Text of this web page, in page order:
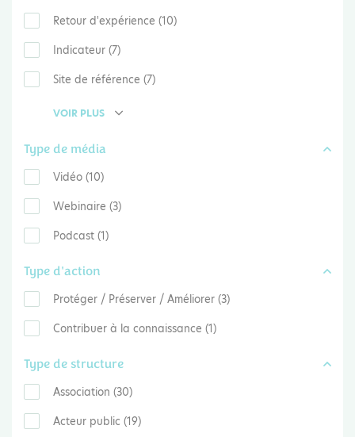
Retour d'expérience (10)
Indicateur (7)
Site de référence (7)
VOIR PLUS
Type de média
Vidéo (10)
Webinaire (3)
Podcast (1)
Type d'action
Protéger / Préserver / Améliorer (3)
Contribuer à la connaissance (1)
Type de structure
Association (30)
Acteur public (19)